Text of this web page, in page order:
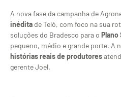
A nova fase da campanha de
inédita de Teló, com foco na sua
soluções do Bradesco para o Plano
pequeno, médio e grande porte. A
histórias reais de produtores
gerenteJoel.